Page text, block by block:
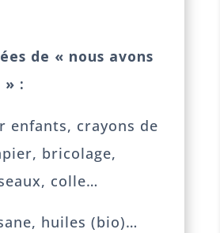
de « nous avons
» :
enfants, crayons de
bricolage,
colle…
huiles (bio)…